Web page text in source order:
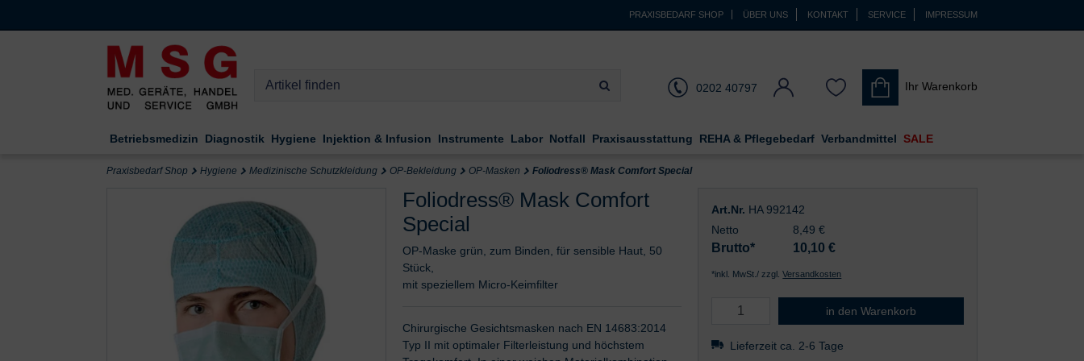
PRAXISBEDARF SHOP ÜBER UNS KONTAKT SERVICE IMPRESSUM
0202 40797 Ihr Warenkorb
Betriebsmedizin Diagnostik Hygiene Injektion & Infusion Instrumente Labor Notfall Praxisausstattung REHA & Pflegebedarf Verbandmittel SALE
Praxisbedarf Shop Hygiene Medizinische Schutzkleidung OP-Bekleidung OP-Masken Foliodress® Mask Comfort Special
Foliodress® Mask Comfort
Special
OP-Maske grün, zum Binden, für sensible Haut, 50
Stück,
mit speziellem Micro-Keimfilter
Chirurgische Gesichtsmasken nach EN 14683:2014
Typ II mit optimaler Filterleistung und höchstem
Art.Nr. HA 992142
Netto
8,49 €
Brutto* 10,10 €
*inkl. MwSt./ zzgl.Versandkosten
Foliodress® Mask Comfort Special
in den Warenkorb
Lieferzeit ca. 2-6 Tage